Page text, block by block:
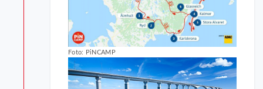
Foto: PiNCAMP